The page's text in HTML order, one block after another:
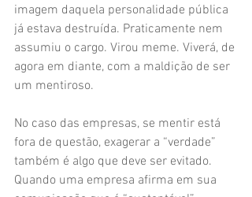
imagem daquela personalidade pública
já estava destruída. Praticamente nem
assumiu o cargo. Virou meme. Viverá, de
agora em diante, com a maldição de ser
um mentiroso.
No caso das empresas, se mentir está
fora de questão, exagerar a “verdade”
também é algo que deve ser evitado.
Quando uma empresa afirma em sua